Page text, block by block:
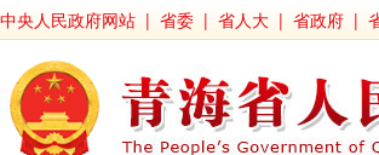
中央人民政府网站 | 省委 | 省人大 | 省政府 |